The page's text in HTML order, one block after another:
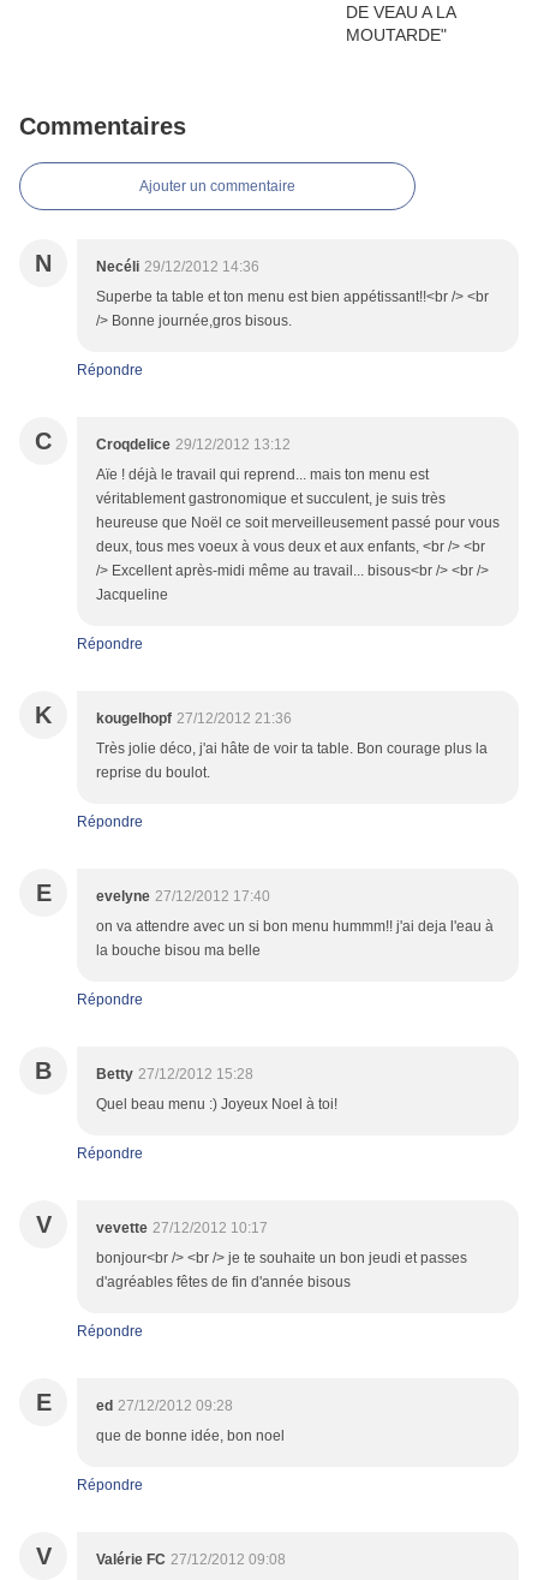
Commentaires
Ajouter un commentaire
N Necéli 29/12/2012 14:36
Superbe ta table et ton menu est bien appétissant!!<br /> <br
/> Bonne journée,gros bisous.
Répondre
C Croqdelice 29/12/2012 13:12
Aïe ! déjà le travail qui reprend... mais ton menu est
véritablement gastronomique et succulent, je suis très
heureuse que Noël ce soit merveilleusement passé pour vous
deux, tous mes voeux à vous deux et aux enfants, <br /> <br
/> Excellent après-midi même au travail... bisous<br /> <br />
Jacqueline
Répondre
K kougelhopf 27/12/2012 21:36
Très jolie déco, j'ai hâte de voir ta table. Bon courage plus la
reprise du boulot.
Répondre
E evelyne 27/12/2012 17:40
on va attendre avec un si bon menu hummm!! j'ai deja l'eau à
la bouche bisou ma belle
Répondre
B Betty 27/12/2012 15:28
Quel beau menu :) Joyeux Noel à toi!
Répondre
V vevette 27/12/2012 10:17
bonjour<br /> <br /> je te souhaite un bon jeudi et passes
d'agréables fêtes de fin d'année bisous
Répondre
E ed 27/12/2012 09:28
que de bonne idée, bon noel
Répondre
V Valérie FC 27/12/2012 09:08